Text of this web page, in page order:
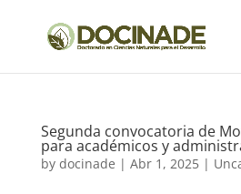
Segunda convocatoria de
para académicos y
by docinade | Abr 1, 2025|